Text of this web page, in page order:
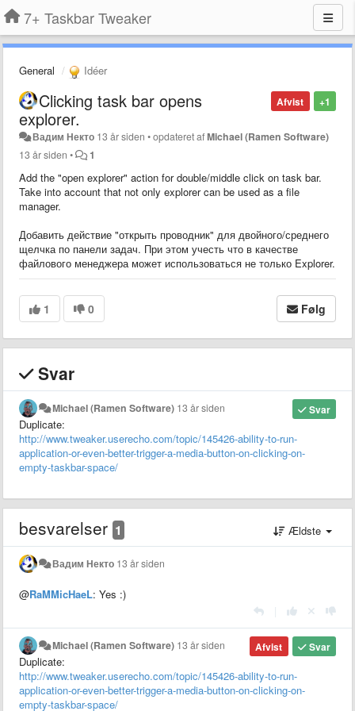
7+ Taskbar Tweaker
General Idéer
+1
Afvist
Clicking task bar opens
explorer.
Вадим Некто 13 år siden •opdateret afMichael (Ramen Software)
13 år siden • 1
Add the "open explorer" action for double/middle click on task bar.
Take into account that not only explorer can be used as a file
manager.
Добавить действие "открыть проводник" для двойного/среднего
щелчка по панели задач. При этом учесть что в качестве
файлового менеджера может использоваться не только Explorer.
1 0 Følg
Svar
Svar
Michael (Ramen Software) 13 år siden
Duplicate:
http://www.tweaker.userecho.com/topic/145426-ability-to-run-
application-or-even-better-trigger-a-media-button-on-clicking-on-
empty-taskbar-space/
besvarelser 1 Ældste
Вадим Некто 13 år siden
@RaMMicHaeL: Yes :)
Svar
Afvist
Michael (Ramen Software) 13 år siden
Duplicate:
http://www.tweaker.userecho.com/topic/145426-ability-to-run-
application-or-even-better-trigger-a-media-button-on-clicking-on-
empty-taskbar-space/